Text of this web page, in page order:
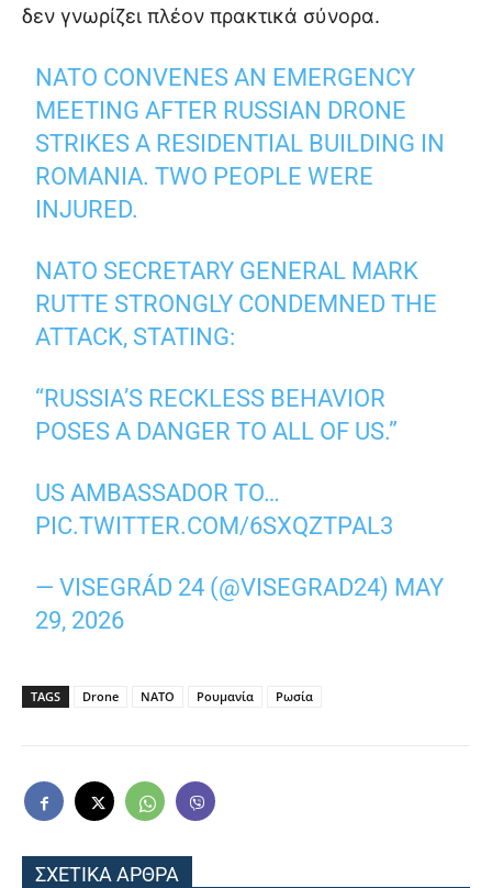
δεν γνωρίζει πλέον πρακτικά σύνορα.
NATO CONVENES AN EMERGENCY
MEETING AFTER RUSSIAN DRONE
STRIKES A RESIDENTIAL BUILDING IN
ROMANIA. TWO PEOPLE WERE
INJURED.
NATO SECRETARY GENERAL MARK
RUTTE STRONGLY CONDEMNED THE
ATTACK, STATING:
“RUSSIA’S RECKLESS BEHAVIOR
POSES A DANGER TO ALL OF US.”
US AMBASSADOR TO…
PIC.TWITTER.COM/6SXQZTPAL3
— VISEGRÁD 24 (@VISEGRAD24) MAY
29, 2026
TAGS Drone ΝΑΤΟ Ρουμανία Ρωσία
ΣΧΕΤΙΚΑ ΑΡΘΡΑ